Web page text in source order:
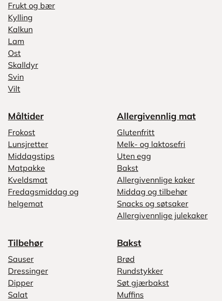
Frukt og bær
Kylling
Kalkun
Lam
Ost
Skalldyr
Svin
Vilt
Måltider
Frokost
Lunsjretter
Middagstips
Matpakke
Kveldsmat
Fredagsmiddag og
helgemat
Allergivennlig mat
Glutenfritt
Melk- og laktosefri
Uten egg
Bakst
Allergivennlige kaker
Middag og tilbehør
Snacks og søtsaker
Allergivennlige julekaker
Tilbehør
Sauser
Dressinger
Dipper
Salat
Bakst
Brød
Rundstykker
Søt gjærbakst
Muffins